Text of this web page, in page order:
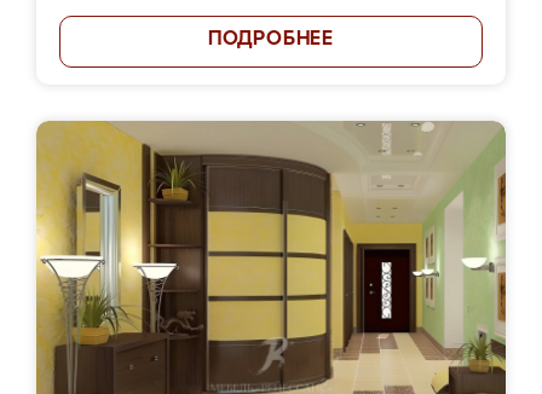
ПОДРОБНЕЕ